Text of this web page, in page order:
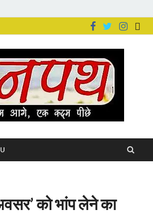
को भांप लेने का